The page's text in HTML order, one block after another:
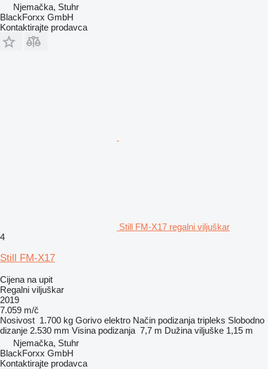
Njemačka, Stuhr
BlackForxx GmbH
Kontaktirajte prodavca
Still FM-X17 regalni viljuškar
4
Still FM-X17
Cijena na upit
Regalni viljuškar
2019
7.059 m/č
Nosivost 1.700 kg Gorivo elektro Način podizanja tripleks Slobodno
dizanje 2.530 mm Visina podizanja 7,7 m Dužina viljuške 1,15 m
Njemačka, Stuhr
BlackForxx GmbH
Kontaktirajte prodavca